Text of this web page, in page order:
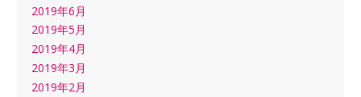
2019年6月
2019年5月
2019年4月
2019年3月
2019年2月